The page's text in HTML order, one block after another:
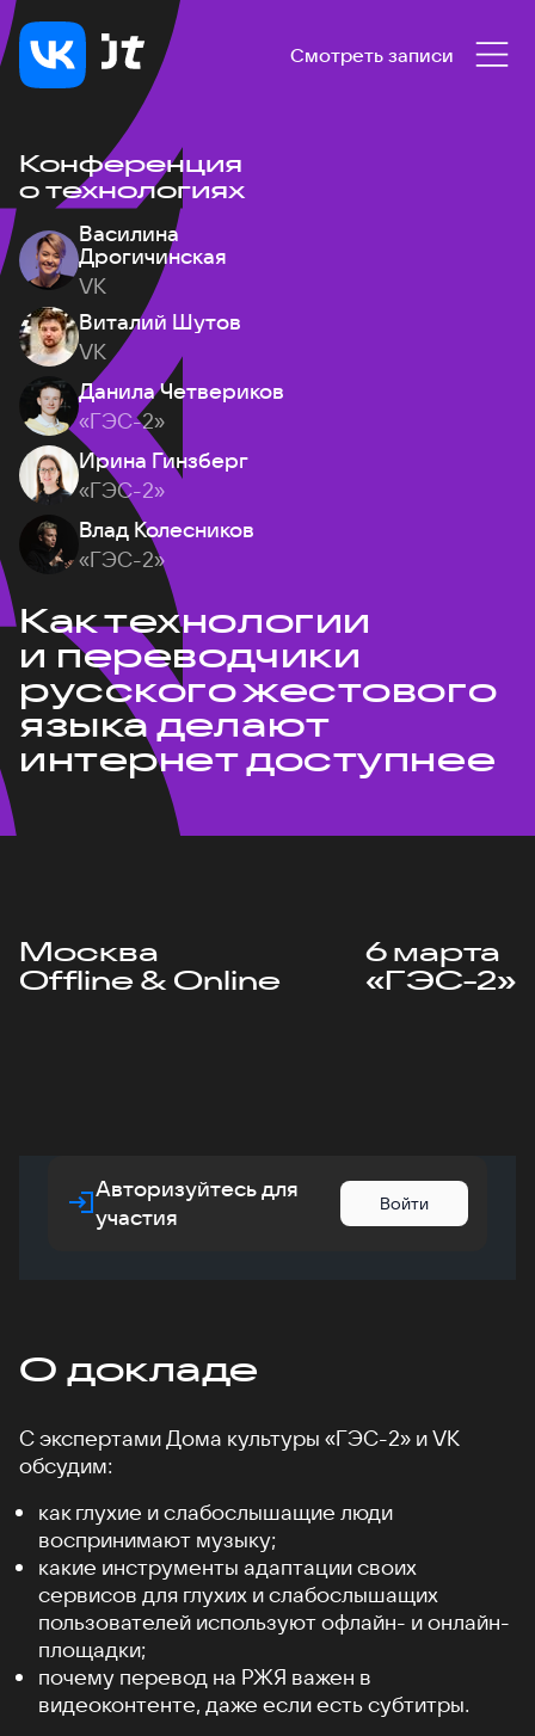
Смотреть записи
Конференция
о технологиях
Василина
Дрогичинская
VK
Виталий Шутов
VK
Данила Четвериков
«ГЭС-2»
Ирина Гинзберг
«ГЭС-2»
Влад Колесников
«ГЭС-2»
Как технологии
и переводчики
русского жестового
языка делают
интернет доступнее
Москва
Offline & Online
6 марта
«ГЭС-2»
Авторизуйтесь для
участия
Войти
О докладе
С экспертами Дома культуры «ГЭС-2» и VK
обсудим:
как глухие и слабослышащие люди
воспринимают музыку;
какие инструменты адаптации своих
сервисов для глухих и слабослышащих
пользователей используют офлайн- и онлайн-
площадки;
почему перевод на РЖЯ важен в
видеоконтенте, даже если есть субтитры.